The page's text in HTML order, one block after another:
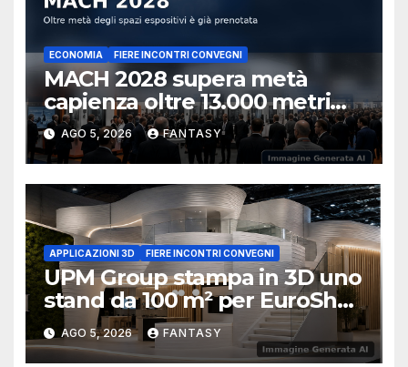
ECONOMIA FIERE INCONTRI CONVEGNI
MACH 2028 supera metà
capienza oltre 13.000 metri
quadrati già prenotati
AGO 5, 2026 FANTASY
APPLICAZIONI 3D FIERE INCONTRI CONVEGNI
UPM Group stampa in 3D uno
stand da 100 m² per EuroShop
2026
AGO 5, 2026 FANTASY